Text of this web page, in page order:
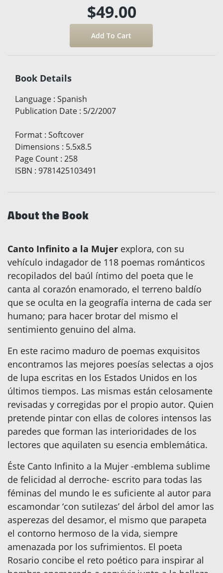
$49.00
Book Details
Language : Spanish
Publication Date : 5/2/2007
Format : Softcover
Dimensions : 5.5x8.5
Page Count : 258
ISBN : 9781425103491
About the Book
Canto Infinito a la Mujer explora, con su
vehículo indagador de 118 poemas románticos
recopilados del baúl íntimo del poeta que le
canta al corazón enamorado, el terreno baldío
que se oculta en la geografía interna de cada ser
humano; para hacer brotar del mismo el
sentimiento genuino del alma.
En este racimo maduro de poemas exquisitos
encontramos las mejores poesías selectas a ojos
de lupa escritas en los Estados Unidos en los
últimos tiempos. Las mismas están celosamente
revisadas y corregidas por el propio autor. Quien
pretende pintar con ellas de colores intensos las
paredes que forman las interioridades de los
lectores que aquilaten su esencia emblemática.
Éste Canto Infinito a la Mujer -emblema sublime
de felicidad al derroche- escrito para todas las
féminas del mundo le es suficiente al autor para
escamondar ‘con sutilezas’ del árbol del amor las
asperezas del desamor, el mismo que parapeta
el contorno hermoso de la vida, siempre
amenazada por los sufrimientos. El poeta
Rosario concibe el reto poético para inspirar al